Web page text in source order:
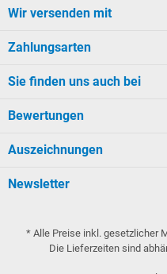
Wir versenden mit
Zahlungsarten
Sie finden uns auch bei
Bewertungen
Auszeichnungen
Newsletter
* Alle Preise inkl. gesetzlicher
Die Lieferzeiten sind